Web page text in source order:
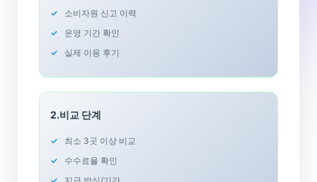
소비자원 신고 이력
운영 기간 확인
실제 이용 후기
2.비교 단계
최소 3곳 이상 비교
수수료율 확인